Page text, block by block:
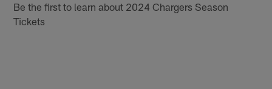
Be the first to learn about 2024 Chargers Season
Tickets